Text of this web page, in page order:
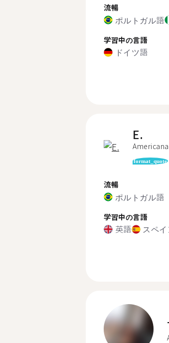
流暢
ポルトガル語
学習中の言語
ドイツ語
E.
Americana
format_quote
流暢
ポルトガル語
学習中の言語
英語 スペ